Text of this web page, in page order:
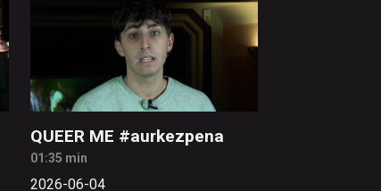
QUEER ME #aurkezpena
01:35 min
2026-06-04